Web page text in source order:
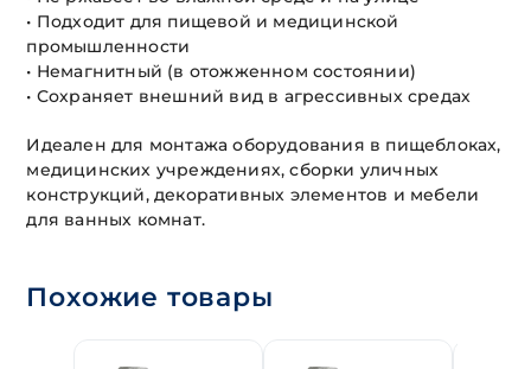
• Подходит для пищевой и медицинской
промышленности
• Немагнитный (в отожженном состоянии)
• Сохраняет внешний вид в агрессивных средах
Идеален для монтажа оборудования в пищеблоках,
медицинских учреждениях, сборки уличных
конструкций, декоративных элементов и мебели
для ванных комнат.
Похожие товары